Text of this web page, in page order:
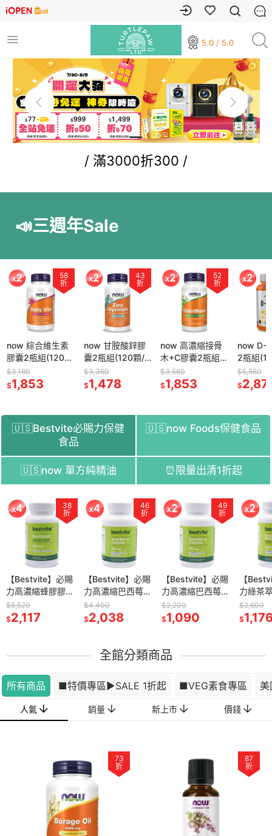
5.0 / 5.0
/ 滿3000折300 /
📣三週年Sale
43
折
now 甘胺酸鋅膠
囊2瓶組(120顆/
瓶)
$3,360
$1,478
52
折
now 高濃縮接骨
木+C膠囊2瓶組
(90顆/瓶)
$3,560
$1,853
51
折
now D-核糖膠囊
2瓶組(120顆/瓶)
$5,560
$2,873
now 綜
膠囊2瓶
顆/瓶)
$3,160
$
🇺🇸Bestvite必賜力保健
食品
🇺🇸now Foods保健食品
🇺🇸now 單方純精油 ⏰限量出清1折起
38
折
【Bestvite】必賜
力高濃縮蜂膠膠囊
4瓶組(120顆/瓶)
$5,520
$2,117
46
折
【Bestvite】必賜
力高濃縮巴西莓膠
囊4瓶組(60顆/瓶)
$4,400
$2,038
49
折
【Bestvite】必賜
力高濃縮巴西莓膠
囊2瓶組(60顆/瓶)
$2,200
$1,090
【
力綠茶
素C膠
(120顆/
$2,600
$
51
折
糖膠囊2
顆/瓶)
54
折
now D-核糖膠囊1
瓶(120顆)
52
折
now 高濃縮接骨木
+C膠囊2瓶組(90
$
58
折
now 綜合維生素膠
囊2瓶組(120顆/
now 肉
Oil
$699
$540
全館分類商品
所有商品 ■特價專區▶️SALE 1折起 ■VEG素食專區
人氣 銷量 新上市 價錢
73
折
87
折